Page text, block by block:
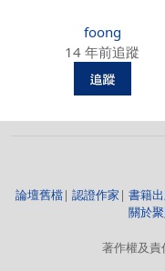
foong
14 年前追蹤
論壇舊檔| 認證作家 | 書籍
關於
著作權及